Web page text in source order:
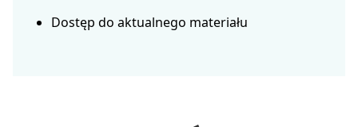
Dostęp do aktualnego materiału